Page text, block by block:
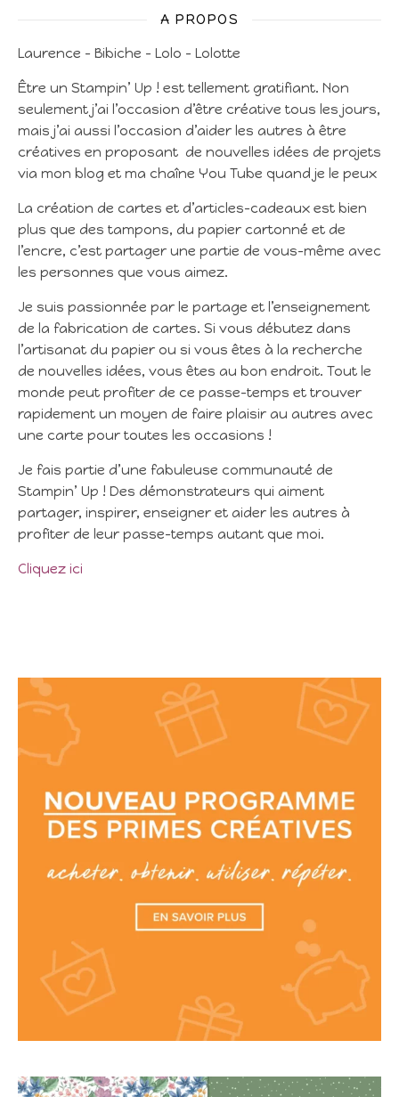
A PROPOS
Laurence – Bibiche – Lolo – Lolotte
Être un Stampin’ Up ! est tellement gratifiant. Non
seulement j’ai l’occasion d’être créative tous les jours,
mais j’ai aussi l’occasion d’aider les autres à être
créatives en proposant de nouvelles idées de projets
via mon blog et ma chaîne You Tube quand je le peux
La création de cartes et d’articles-cadeaux est bien
plus que des tampons, du papier cartonné et de
l’encre, c’est partager une partie de vous-même avec
les personnes que vous aimez.
Je suis passionnée par le partage et l’enseignement
de la fabrication de cartes. Si vous débutez dans
l’artisanat du papier ou si vous êtes à la recherche
de nouvelles idées, vous êtes au bon endroit. Tout le
monde peut profiter de ce passe-temps et trouver
rapidement un moyen de faire plaisir au autres avec
une carte pour toutes les occasions !
Je fais partie d’une fabuleuse communauté de
Stampin’ Up ! Des démonstrateurs qui aiment
partager, inspirer, enseigner et aider les autres à
profiter de leur passe-temps autant que moi.
Cliquez ici